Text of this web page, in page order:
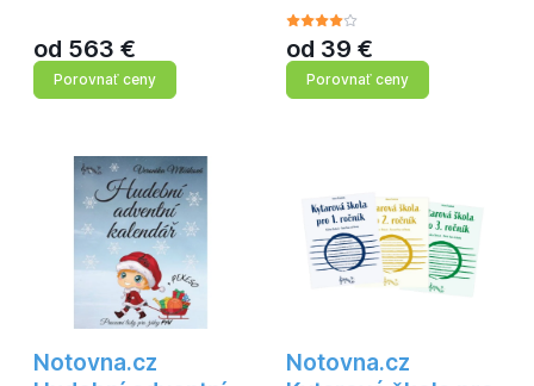
od 563 €
Porovnať ceny
od 39 €
Porovnať ceny
Notovna.cz
Notovna.cz